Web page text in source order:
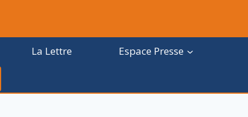
La Lettre Espace Presse